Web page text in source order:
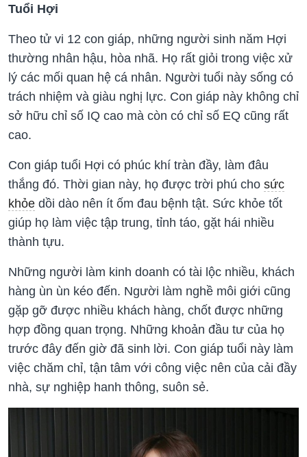
Tuổi Hợi
Theo tử vi 12 con giáp, những người sinh năm Hợi
thường nhân hậu, hòa nhã. Họ rất giỏi trong việc xử
lý các mối quan hệ cá nhân. Người tuổi này sống có
trách nhiệm và giàu nghị lực. Con giáp này không chỉ
sở hữu chỉ số IQ cao mà còn có chỉ số EQ cũng rất
cao.
Con giáp tuổi Hợi có phúc khí tràn đầy, làm đâu
thắng đó. Thời gian này, họ được trời phú cho sức
khỏe dồi dào nên ít ốm đau bệnh tật. Sức khỏe tốt
giúp họ làm việc tập trung, tỉnh táo, gặt hái nhiều
thành tựu.
Những người làm kinh doanh có tài lộc nhiều, khách
hàng ùn ùn kéo đến. Người làm nghề môi giới cũng
gặp gỡ được nhiều khách hàng, chốt được những
hợp đồng quan trọng. Những khoản đầu tư của họ
trước đây đến giờ đã sinh lời. Con giáp tuổi này làm
việc chăm chỉ, tận tâm với công việc nên của cải đầy
nhà, sự nghiệp hanh thông, suôn sẻ.